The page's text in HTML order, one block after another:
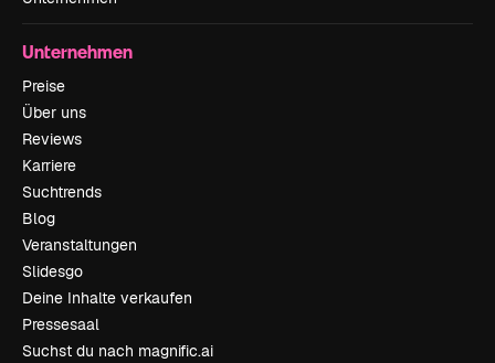
Unternehmen
Preise
Über uns
Reviews
Karriere
Suchtrends
Blog
Veranstaltungen
Slidesgo
Deine Inhalte verkaufen
Pressesaal
Suchst du nach magnific.ai